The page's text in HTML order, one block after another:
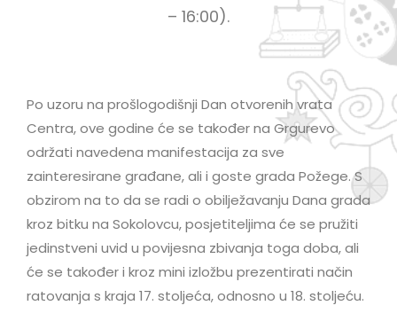
– 16:00).
Po uzoru na prošlogodišnji Dan otvorenih vrata
Centra, ove godine će se također na Grgurevo
održati navedena manifestacija za sve
zainteresirane građane, ali i goste grada Požege. S
obzirom na to da se radi o obilježavanju Dana grada
kroz bitku na Sokolovcu, posjetiteljima će se pružiti
jedinstveni uvid u povijesna zbivanja toga doba, ali
će se također i kroz mini izložbu prezentirati način
ratovanja s kraja 17. stoljeća, odnosno u 18. stoljeću.